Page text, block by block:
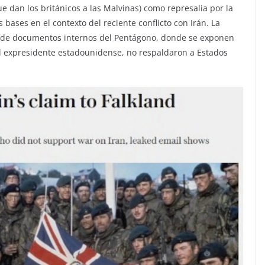
dan los británicos a las Malvinas) como represalia por la
en el contexto del reciente conflicto con Irán. La
documentos internos del Pentágono, donde se exponen
estadounidense, no respaldaron a Estados